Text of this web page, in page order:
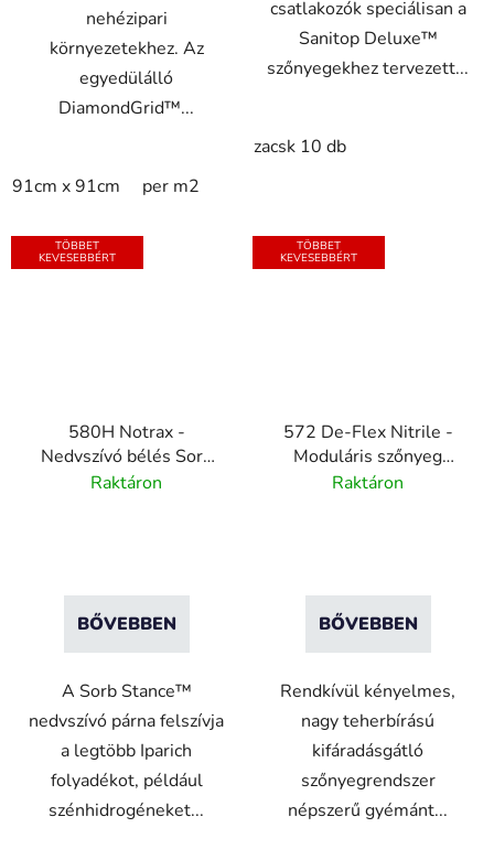
nehézipari
környezetekhez. Az
egyedülálló
DiamondGrid™...
91cm x 91cm per m2
csatlakozók speciálisan a
Sanitop Deluxe™
szőnyegekhez tervezett...
zacsk 10 db
TÖBBET
KEVESEBBÉRT
580H Notrax -
Nedvszívó bélés Sorb
Stance-hez
Raktáron
BŐVEBBEN
A Sorb Stance™
nedvszívó párna felszívja
a legtöbb Iparich
folyadékot, például
szénhidrogéneket...
TÖBBET
KEVESEBBÉRT
572 De-Flex Nitrile -
Moduláris szőnyeg
kettős zárrendszerrel
Raktáron
BŐVEBBEN
Rendkívül kényelmes,
nagy teherbírású
kifáradásgátló
szőnyegrendszer
népszerű gyémánt...